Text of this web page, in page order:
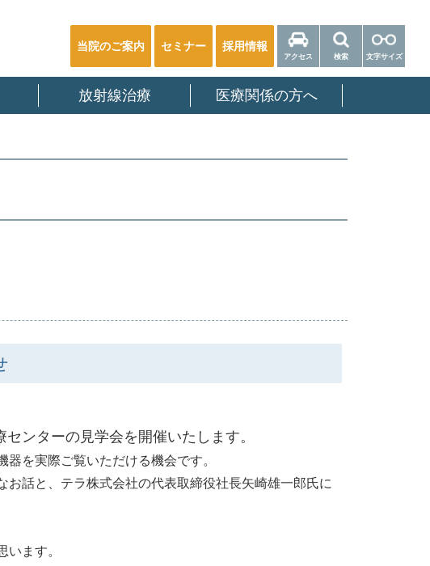
当院のご案内 セミナー 採用情報
アクセス 検索 文字サイズ
放射線治療 医療関係の方へ
ンターの見学会を開催いたします。
を実際ご覧いただける機会です。
話と、テラ株式会社の代表取締役社長矢崎雄一郎氏に
ます。